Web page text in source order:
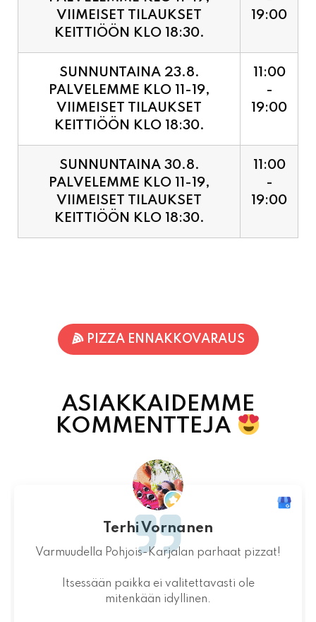
SUNNUNTAINA 23.8.
PALVELEMME KLO 11-19,
VIIMEISET TILAUKSET
KEITTIÖÖN KLO 18:30.
11:00
19:00
SUNNUNTAINA 30.8.
PALVELEMME KLO 11-19,
VIIMEISET TILAUKSET
KEITTIÖÖN KLO 18:30.
11:00
19:00
ASIAKKAIDEMME
Jaakko Kontturi
Maukas ruoka laadukkaista raaka-
aineista.Jälkiruoka kruunasi maukkaan pizzan.